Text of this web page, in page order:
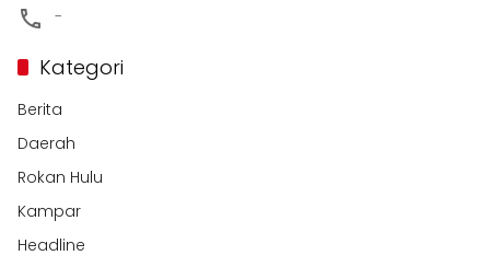
-
Kategori
Berita
Daerah
Rokan Hulu
Kampar
Headline